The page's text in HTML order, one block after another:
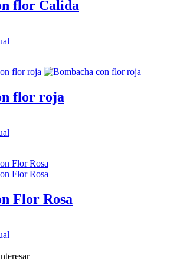
flor Calida
flor roja
Flor Rosa